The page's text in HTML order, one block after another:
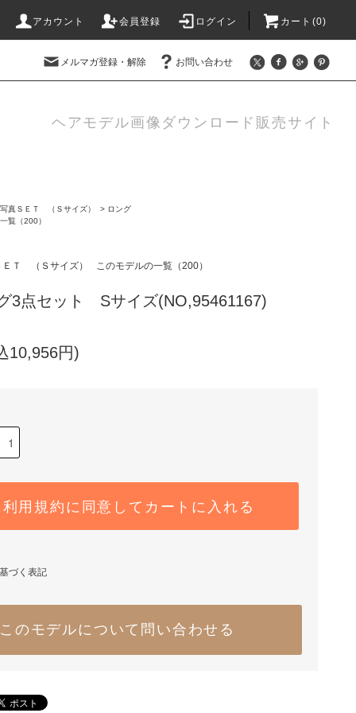
アカウント 会員登録 ログイン カート(0)
メルマガ登録・解除 お問い合わせ
ヘアモデル画像ダウンロード販売サイト
真ＳＥＴ （Ｓサイズ） > ロング
覧（200）
Ｔ （Ｓサイズ） このモデルの一覧（200）
3点セット Sサイズ(NO,95461167)
10,956円)
利用規約に同意してカートに入れる
づく表記
このモデルについて問い合わせる